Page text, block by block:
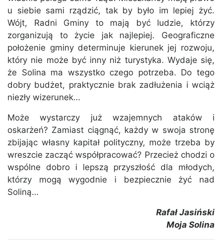
u siebie sami rządzić, tak by było im lepiej żyć.
Wójt, Radni Gminy to mają być ludzie, którzy
zorganizują to życie jak najlepiej. Geograficzne
położenie gminy determinuje kierunek jej rozwoju,
który nie może być inny niż turystyka. Wydaje się,
że Solina ma wszystko czego potrzeba. Do tego
dobry budżet, praktycznie brak zadłużenia i wciąż
niezły wizerunek…
Może wystarczy już wzajemnych ataków i
oskarżeń? Zamiast ciągnąć, każdy w swoja stronę
zbijając własny kapitał polityczny, może trzeba by
wreszcie zacząć współpracować? Przecież chodzi o
wspólne dobro i lepszą przyszłość dla młodych,
którzy mogą wygodnie i bezpiecznie żyć nad
Soliną…
Rafał Jasiński
Moja Solina